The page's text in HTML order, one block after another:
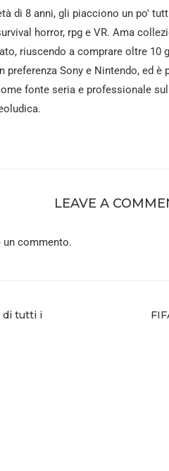
di 8 anni, gli piacciono un po'
horror, rpg e VR. Ama
riuscendo a comprare oltre 10
preferenza Sony e Nintendo, ed
fonte seria e professionale
LEAVE A
un commento.
di tutti i